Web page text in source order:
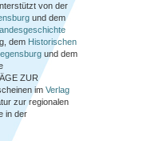
von der
und dem
dem Historischen
und dem
ZUR
im Verlag
zur regionalen
in der